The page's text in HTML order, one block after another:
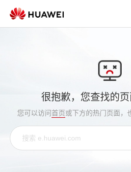
很抱歉，您查找的
您可以访问首页或下方的热门页面，